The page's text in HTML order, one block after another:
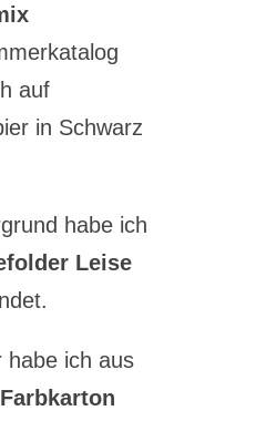
auf
in Schwarz
habe ich
Leise
habe ich aus